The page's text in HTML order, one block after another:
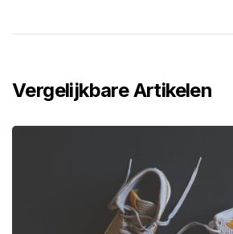
Vergelijkbare Artikelen